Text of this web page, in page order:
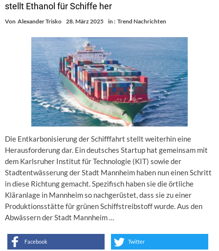
stellt Ethanol für Schiffe her
Von Alexander Trisko 28. März 2025 in : Trend Nachrichten
Die Entkarbonisierung der Schifffahrt stellt weiterhin eine
Herausforderung dar. Ein deutsches Startup hat gemeinsam mit
dem Karlsruher Institut für Technologie (KIT) sowie der
Stadtentwässerung der Stadt Mannheim haben nun einen Schritt
in diese Richtung gemacht. Spezifisch haben sie die örtliche
Kläranlage in Mannheim so nachgerüstet, dass sie zu einer
Produktionsstätte für grünen Schiffstreibstoff wurde. Aus den
Abwässern der Stadt Mannheim …
Facebook Twitter